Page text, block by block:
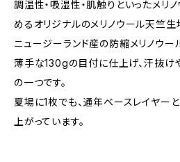
調温性・吸湿性・肌触りといったメリ
めるオリジナルのメリノウール天竺生
ニュージーランド産の防縮メリノウー
薄手な130gの目付に仕上げ、汗抜け
の一つです。
夏場に1枚でも、通年ベースレイヤー
上がっています。